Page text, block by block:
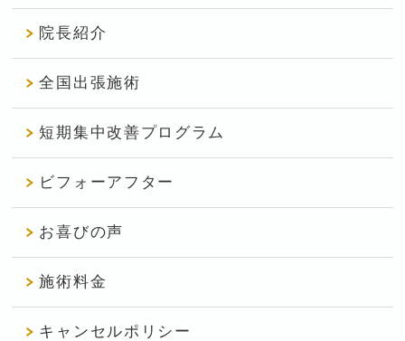
院長紹介
全国出張施術
短期集中改善プログラム
ビフォーアフター
お喜びの声
施術料金
キャンセルポリシー